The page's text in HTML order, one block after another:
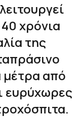
χρόνια
της
μέτρα από
ευρύχωρες